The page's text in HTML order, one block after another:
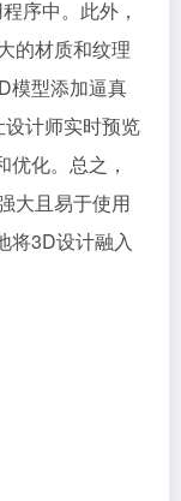
序中。此外，
的材质和纹理
模型添加逼真
计师实时预览
化。总之，
大且易于使用
将3D设计融入